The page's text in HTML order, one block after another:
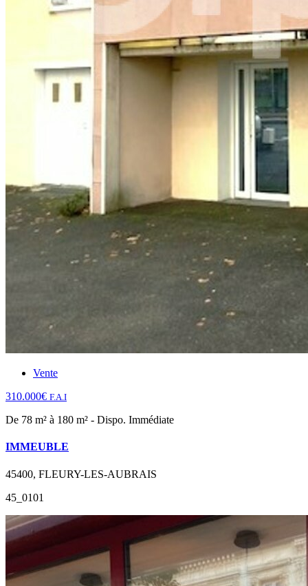
Vente
310.000€ F.A.I
De 78 m² à 180 m² - Dispo. Immédiate
IMMEUBLE
45400, FLEURY-LES-AUBRAIS
45_0101